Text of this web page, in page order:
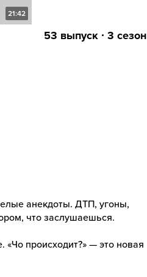
21:42
53 выпуск ∙ 3 сезон
анекдоты. ДТП, угоны,
что заслушаешься.
«Чо происходит?» — это новая